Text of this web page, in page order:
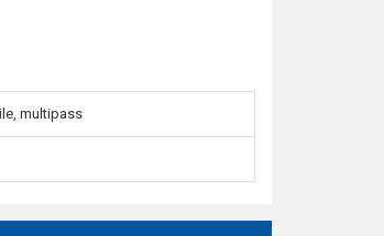
multipass